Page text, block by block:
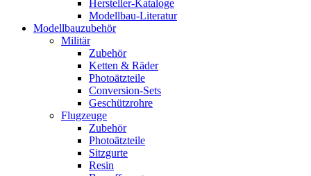
Hersteller-Kataloge
Modellbau-Literatur
Modellbauzubehör
Militär
Zubehör
Ketten & Räder
Photoätzteile
Conversion-Sets
Geschützrohre
Flugzeuge
Zubehör
Photoätzteile
Sitzgurte
Resin